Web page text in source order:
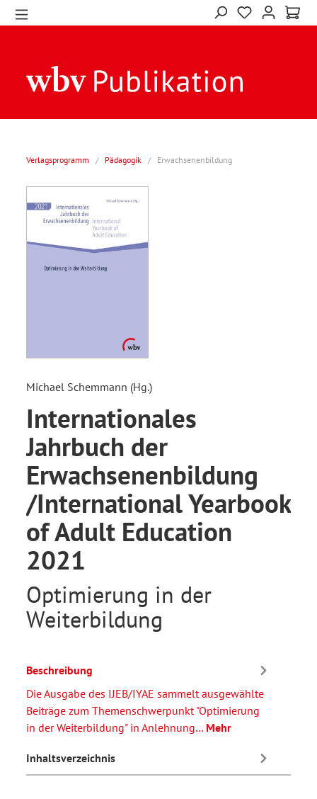
Verlagsprogramm / Pädagogik / Erwachsenenbildung
Michael Schemmann (Hg.)
Internationales
Jahrbuch der
Erwachsenenbildung
/International Yearbook
of Adult Education
2021
Optimierung in der
Weiterbildung
Beschreibung
Die Ausgabe des IJEB/IYAE sammelt ausgewählte
Beiträge zum Themenschwerpunkt "Optimierung
in der Weiterbildung" in Anlehnung… Mehr
Inhaltsverzeichnis